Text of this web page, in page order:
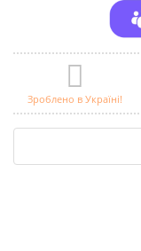
Зроблено в Україні!